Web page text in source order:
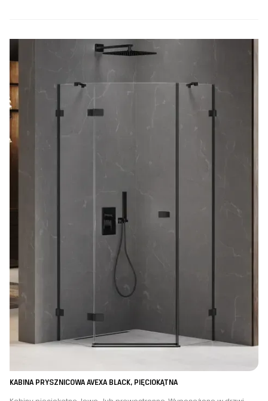
KABINA PRYSZNICOWA AVEXA BLACK, PIĘCIOKĄTNA